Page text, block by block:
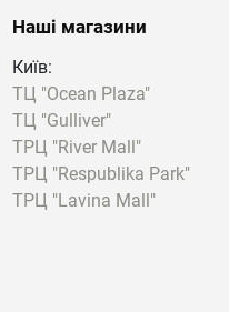
Наші магазини
Київ:
ТЦ "Ocean Plaza"
ТЦ "Gulliver"
ТРЦ "River Mall"
ТРЦ "Respublika Park"
ТРЦ "Lavina Mall"